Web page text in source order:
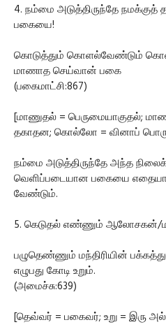
4. நம்மை அடுத்திருந்தே
பகையை!
கொடுத்தும் கொளல்வேண்டும்
மாணாத செய்வான் பகை
(பகைமாட்சி:867)
[மாணுதல் = பெருமையாகுதல்;
தகாதன; கொல்லோ = வினாப்
நம்மை அடுத்திருந்தே அந்த
வெளிப்படையான பகையை
வேண்டும்.
5. கெடுதல் எண்ணும் ஆலோசகன்/
பழுதெண்ணும் மந்திரியின்
எழுபது கோடி உறும்.
(அமைச்சு:639)
[தெவ்வர் = பகைவர்; உறு = இரு